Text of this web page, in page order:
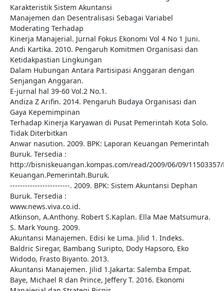
Karakteristik Sistem Akuntansi
Manajemen dan Desentralisasi Sebagai Variabel
Moderating Terhadap
Kinerja Manajerial. Jurnal Fokus Ekonomi Vol 4 No 1 Juni.
Andi Kartika. 2010. Pengaruh Komitmen Organisasi dan
Ketidakpastian Lingkungan
Dalam Hubungan Antara Partisipasi Anggaran dengan
Senjangan Anggaran.
E-jurnal hal 39-60 Vol.2 No.1.
Andiza Z Arifin. 2014. Pengaruh Budaya Organisasi dan
Gaya Kepemimpinan
Terhadap Kinerja Karyawan di Pusat Pemerintah Kota Solo.
Tidak Diterbitkan
Anwar nasution. 2009. BPK: Laporan Keuangan Pemerintah
Buruk. Tersedia :
http://bisniskeuangan.kompas.com/read/2009/06/09/11503357/
Keuangan.Pemerintah.Buruk.
------------------------. 2009. BPK: Sistem Akuntansi Dephan
Buruk. Tersedia :
www.news.viva.co.id.
Atkinson, A.Anthony. Robert S.Kaplan. Ella Mae Matsumura.
S. Mark Young. 2009.
Akuntansi Manajemen. Edisi ke Lima. Jilid 1. Indeks.
Baldric Siregar, Bambang Suripto, Dody Hapsoro, Eko
Widodo, Frasto Biyanto. 2013.
Akuntansi Manajemen. Jilid 1.Jakarta: Salemba Empat.
Baye, Michael R dan Prince, Jeffery T. 2016. Ekonomi